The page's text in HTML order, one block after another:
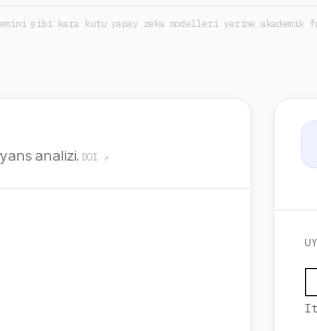
gibi kara kutu yapay zeka modelleri yerine
analizi. DOI ↗